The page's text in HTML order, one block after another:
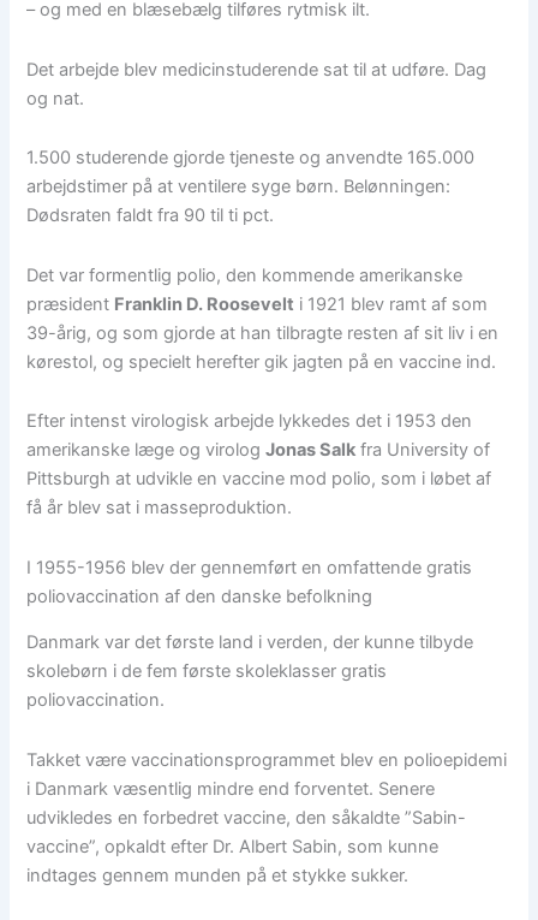
– og med en blæsebælg tilføres rytmisk ilt.
Det arbejde blev medicinstuderende sat til at udføre. Dag
og nat.
1.500 studerende gjorde tjeneste og anvendte 165.000
arbejdstimer på at ventilere syge børn. Belønningen:
Dødsraten faldt fra 90 til ti pct.
Det var formentlig polio, den kommende amerikanske
præsident Franklin D. Roosevelt i 1921 blev ramt af som
39-årig, og som gjorde at han tilbragte resten af sit liv i en
kørestol, og specielt herefter gik jagten på en vaccine ind.
Efter intenst virologisk arbejde lykkedes det i 1953 den
amerikanske læge og virologJonas Salk fra University of
Pittsburgh at udvikle en vaccine mod polio, som i løbet af
få år blev sat i masseproduktion.
I 1955-1956 blev der gennemført en omfattende gratis
poliovaccination af den danske befolkning
Danmark var det første land i verden, der kunne tilbyde
skolebørn i de fem første skoleklasser gratis
poliovaccination.
Takket være vaccinationsprogrammet blev en polioepidemi
i Danmark væsentlig mindre end forventet. Senere
udvikledes en forbedret vaccine, den såkaldte ”Sabin-
vaccine”, opkaldt efter Dr. Albert Sabin, som kunne
indtages gennem munden på et stykke sukker.